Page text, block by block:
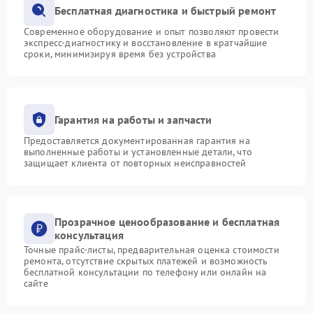
Бесплатная диагностика и быстрый ремонт
Современное оборудование и опыт позволяют провести
экспресс-диагностику и восстановление в кратчайшие
сроки, минимизируя время без устройства
Гарантия на работы и запчасти
Предоставляется документированная гарантия на
выполненные работы и установленные детали, что
защищает клиента от повторных неисправностей
Прозрачное ценообразование и бесплатная
консультация
Точные прайс-листы, предварительная оценка стоимости
ремонта, отсутствие скрытых платежей и возможность
бесплатной консультации по телефону или онлайн на
сайте